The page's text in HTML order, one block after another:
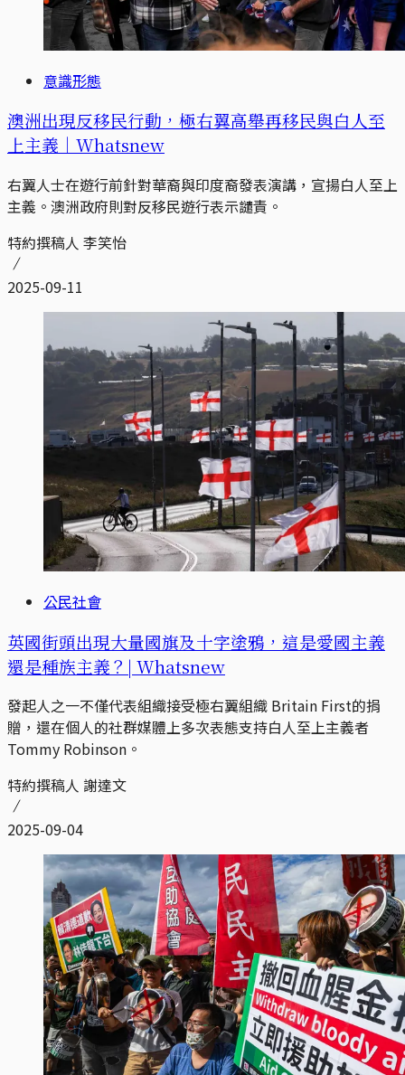
意識形態
澳洲出現反移民行動，極右翼高舉再移民與白人至
上主義｜Whatsnew
右翼人士在遊行前針對華裔與印度裔發表演講，宣揚白人至上
主義。澳洲政府則對反移民遊行表示譴責。
特約撰稿人 李笑怡
2025-09-11
公民社會
英國街頭出現大量國旗及十字塗鴉，這是愛國主義
還是種族主義？| Whatsnew
發起人之一不僅代表組織接受極右翼組織 Britain First的捐
贈，還在個人的社群媒體上多次表態支持白人至上主義者
Tommy Robinson。
特約撰稿人 謝達文
2025-09-04